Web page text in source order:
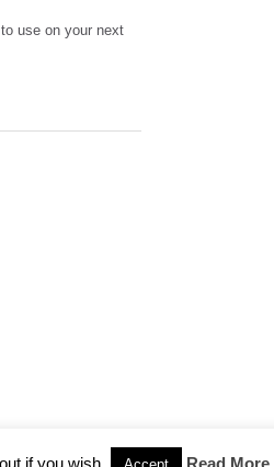
use on your next
if you wish. Read More